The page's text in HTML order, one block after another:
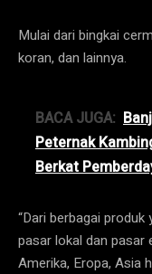
Mulai dari bingkai
koran, dan lainnya.
BACA JUGA:
Peternak
Berkat
“Dari berbagai produk
pasar lokal dan pasar
Amerika, Eropa, Asia